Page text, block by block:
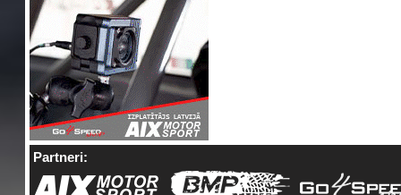
Partneri: